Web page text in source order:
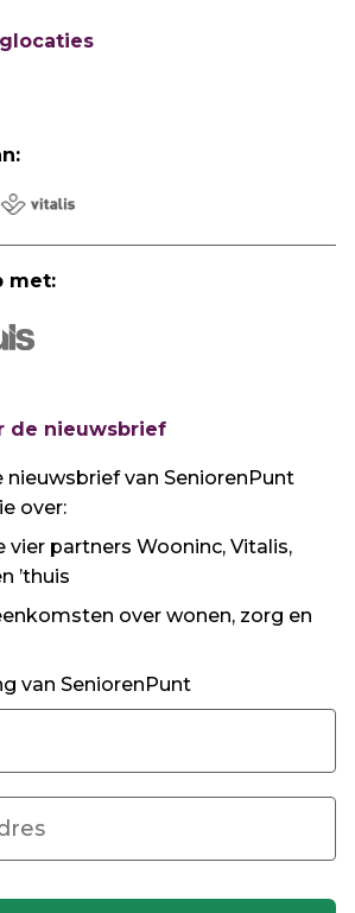
met:
de nieuwsbrief
nieuwsbrief van SeniorenPunt
over:
vier partners Wooninc, Vitalis,
’thuis
over wonen, zorg en
van SeniorenPunt